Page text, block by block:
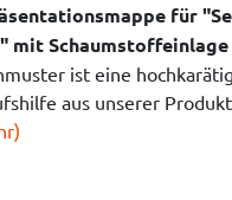
für
mit Schaumstoffeinlage
ist eine
aus unserer